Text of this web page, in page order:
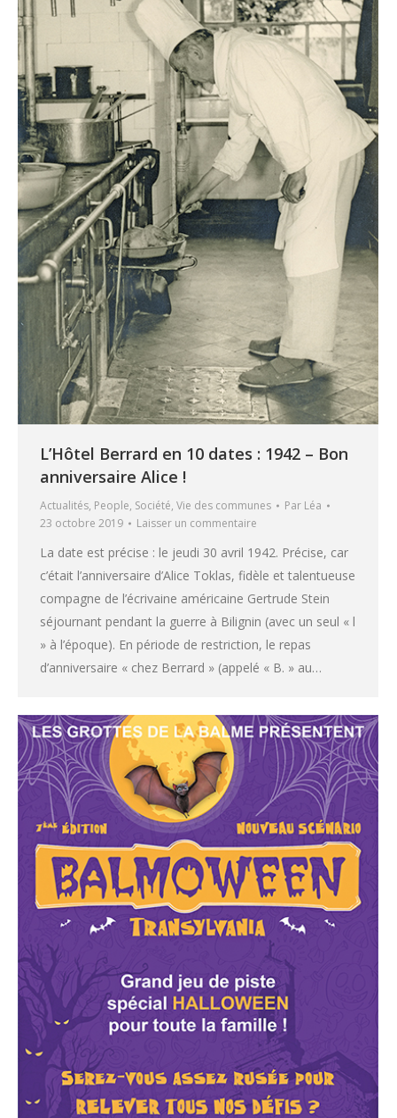
L’Hôtel Berrard en 10 dates : 1942 – Bon
anniversaire Alice !
Actualités, People, Société, Vie des communes Par Léa
23 octobre 2019
Laisser un commentaire
La date est précise : le jeudi 30 avril 1942. Précise, car
c’était l’anniversaire d’Alice Toklas, fidèle et talentueuse
compagne de l’écrivaine américaine Gertrude Stein
séjournant pendant la guerre à Bilignin (avec un seul « l
» à l’époque). En période de restriction, le repas
d’anniversaire « chez Berrard » (appelé « B. » au…